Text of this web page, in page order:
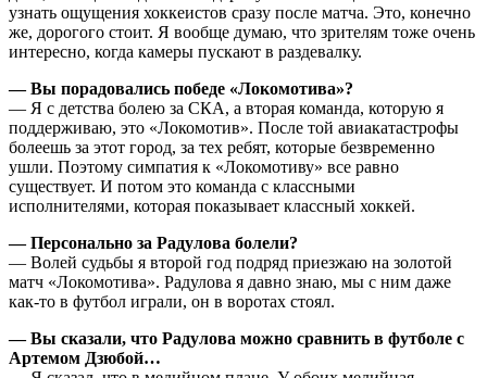
узнать ощущения хоккеистов сразу после матча. Это, конечно
же, дорогого стоит. Я вообще думаю, что зрителям тоже очень
интересно, когда камеры пускают в раздевалку.
— Вы порадовались победе «Локомотива»?
— Я с детства болею за СКА, а вторая команда, которую я
поддерживаю, это «Локомотив». После той авиакатастрофы
болеешь за этот город, за тех ребят, которые безвременно
ушли. Поэтому симпатия к «Локомотиву» все равно
существует. И потом это команда с классными
исполнителями, которая показывает классный хоккей.
— Персонально за Радулова болели?
— Волей судьбы я второй год подряд приезжаю на золотой
матч «Локомотива». Радулова я давно знаю, мы с ним даже
как-то в футбол играли, он в воротах стоял.
— Вы сказали, что Радулова можно сравнить в футболе с
Артемом Дзюбой…